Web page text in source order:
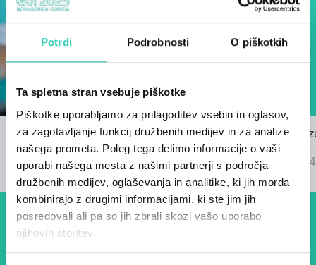
Potrdi Podrobnosti O piškotkih
Ta spletna stran vsebuje piškotke
Piškotke uporabljamo za prilagoditev vsebin in oglasov,
za zagotavljanje funkcij družbenih medijev in za analize
našega prometa. Poleg tega delimo informacije o vaši
uporabi našega mesta z našimi partnerji s področja
družbenih medijev, oglaševanja in analitike, ki jih morda
kombinirajo z drugimi informacijami, ki ste jim jih
posredovali ali pa so jih zbrali skozi vašo uporabo
njihovih storitev.
Razpis za himno GO! 2025
22/03/2024
Znani so
GO! 2025
04/09/2024
Dogodki, članki in zgodbe iz
evropske prestolnice kulture